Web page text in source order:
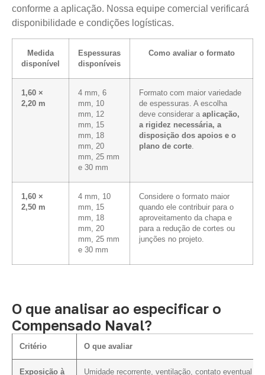
conforme a aplicação. Nossa equipe comercial verificará
disponibilidade e condições logísticas.
Medida
disponível
Espessuras
disponíveis
Como avaliar o formato
1,60 ×
2,20 m
4 mm, 6
mm, 10
mm, 12
mm, 15
mm, 18
mm, 20
mm, 25 mm
e 30 mm
Formato com maior variedade
de espessuras. A escolha
deve considerar a aplicação,
a rigidez necessária, a
disposição dos apoios e o
plano de corte.
1,60 ×
2,50 m
4 mm, 10
mm, 15
mm, 18
mm, 20
mm, 25 mm
e 30 mm
Considere o formato maior
quando ele contribuir para o
aproveitamento da chapa e
para a redução de cortes ou
junções no projeto.
O que analisar ao especificar o
Compensado Naval?
Critério O que avaliar
Exposição à
Umidade recorrente, ventilação, contato eventual